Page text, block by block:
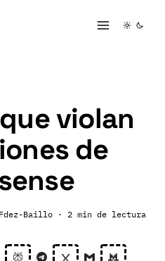
violan
de
Baillo · 2 min de lectura